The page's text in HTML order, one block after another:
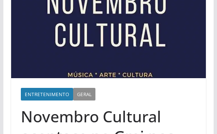
ENTRETENIMENTO GERAL
Novembro Cultural